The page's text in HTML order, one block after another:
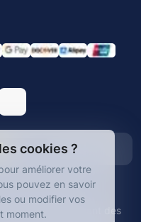
Español
droits réservés.
offrant des
cookies ?
améliorer votre
pouvez en savoir
ou modifier vos
moment.